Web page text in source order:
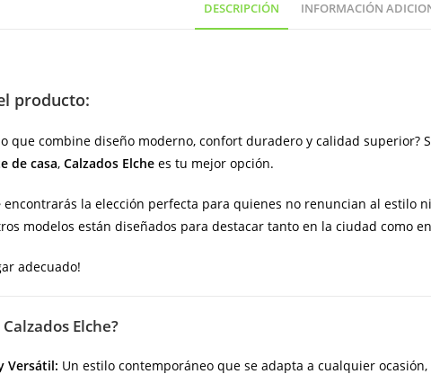
España)
DESCRIPCIÓN INFORMACIÓN
producto:
que combine diseño moderno, confort duradero y calidad superior?
de casa, Calzados Elche es tu mejor opción.
encontrarás la elección perfecta para quienes no renuncian al estilo
modelos están diseñados para destacar tanto en la ciudad como
adecuado!
Elche?
Versátil: Un estilo contemporáneo que se adapta a cualquier